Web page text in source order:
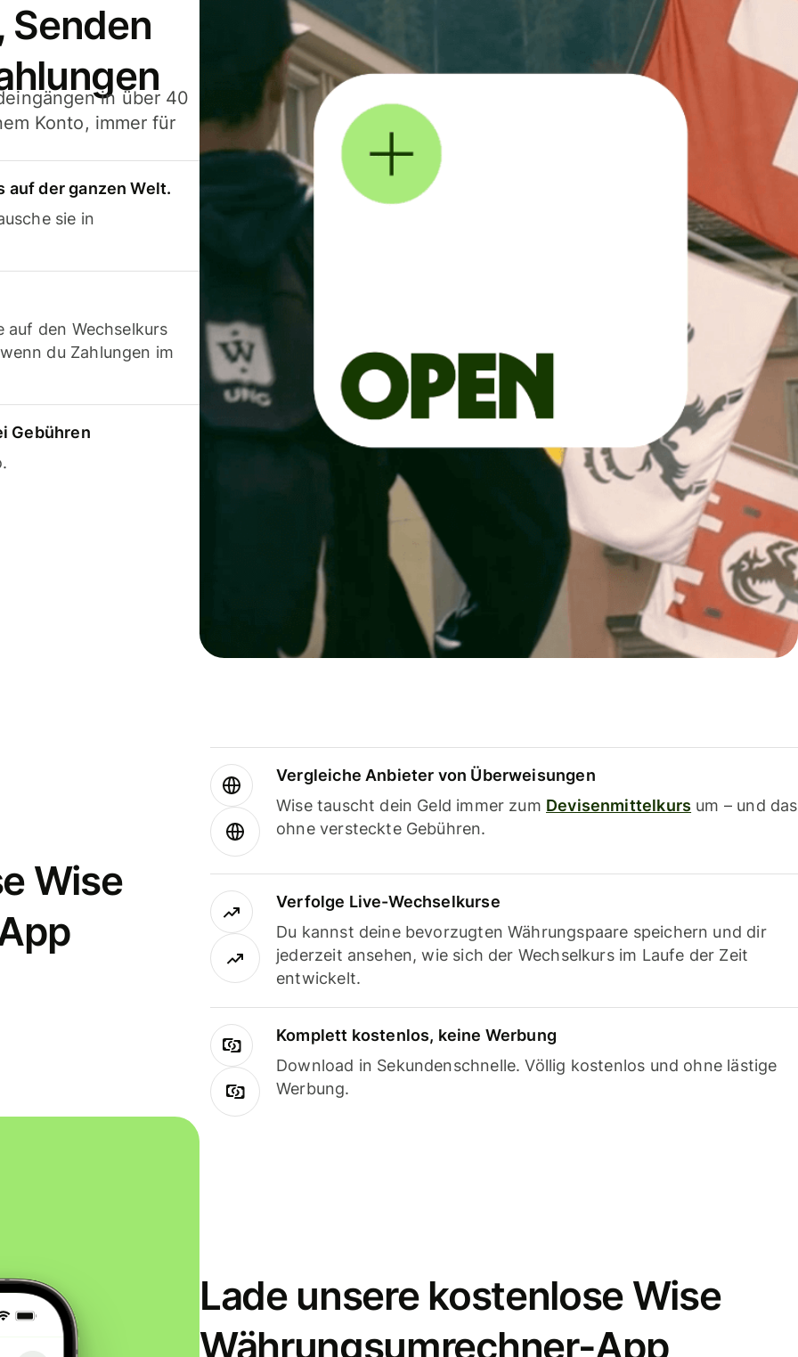
Senden
in über 40
Konto, immer für
auf der ganzen Welt.
sie in
auf den Wechselkurs
du Zahlungen im
Gebühren
Wise
Vergleiche Anbieter von Überweisungen
Wise tauscht dein Geld immer zum Devisenmittelkurs um – und das
ohne versteckte Gebühren.
Verfolge Live-Wechselkurse
Du kannst deine bevorzugten Währungspaare speichern und dir
jederzeit ansehen, wie sich der Wechselkurs im Laufe der Zeit
entwickelt.
Komplett kostenlos, keine Werbung
Download in Sekundenschnelle. Völlig kostenlos und ohne lästige
Werbung.
Lade unsere kostenlose Wise
Währungsumrechner-App